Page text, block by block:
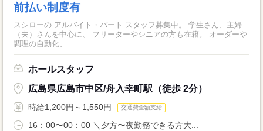
前払い制度有
スシローの アルバイト・パート スタッフ募集中。 学生さん、主婦
（夫）さんを中心に、 フリーターやシニアの方も在籍。 オーダーや
調理の自動化、 ...
ホールスタッフ
広島県広島市中区/舟入幸町駅（徒歩 2分）
時給1,200円～1,550円 交通費全額支給
16：00〜00：00 ＼夕方〜夜勤務できる方大...